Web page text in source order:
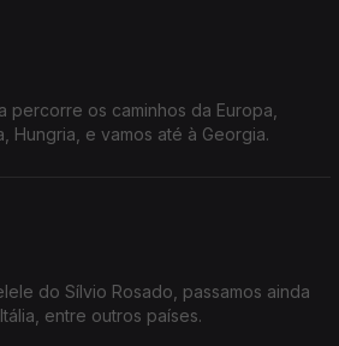
percorre os caminhos da Europa,
Hungria, e vamos até à Georgia.
do Sílvio Rosado, passamos ainda
entre outros países.